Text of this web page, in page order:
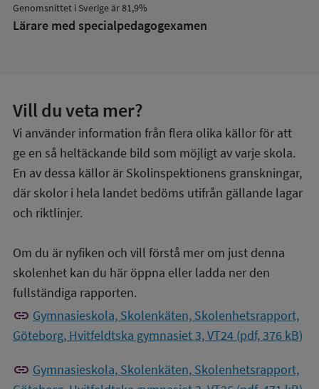
Genomsnittet i Sverige är 81,9%
Lärare med specialpedagog­examen
Vill du veta mer?
Vi använder information från flera olika källor för att
ge en så heltäckande bild som möjligt av varje skola.
En av dessa källor är Skolinspektionens granskningar,
där skolor i hela landet bedöms utifrån gällande lagar
och riktlinjer.
Om du är nyfiken och vill förstå mer om just denna
skolenhet kan du här öppna eller ladda ner den
fullständiga rapporten.
link Gymnasieskola, Skolenkäten, Skolenhetsrapport,
Göteborg, Hvitfeldtska gymnasiet 3, VT24 (pdf, 376 kB)
link Gymnasieskola, Skolenkäten, Skolenhetsrapport,